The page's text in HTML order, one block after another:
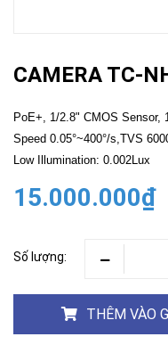
CAMERA TC-
PoE+, 1/2.8" CMOS Sensor,
Speed 0.05°~400°/s,TVS
Low Illumination: 0.002Lux
15.000.000₫
Số lượng:
THÊM VÀO